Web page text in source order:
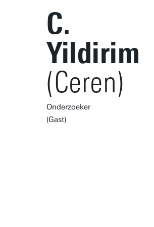
C.
Yildirim
(Ceren)
Onderzoeker
(Gast)